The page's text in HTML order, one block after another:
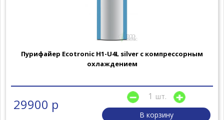
Пурифайер Ecotronic H1-U4L silver с компрессорным
охлаждением
29900 р
шт.
В корзину